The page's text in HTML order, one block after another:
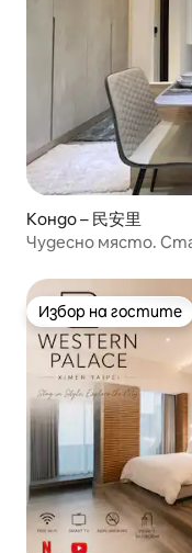
Кондо – 民安里
Чудесно място.
Избор на гостите
Избор на гостите